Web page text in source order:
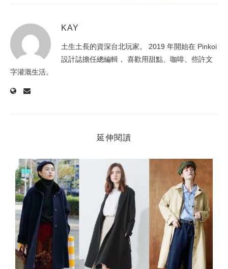
KAY
土生土長的資深台北玩家。 2019 年開始在 Pinkoi
設計誌擔任總編輯， 喜歡用甜點、咖啡、些許文
字灌溉生活。
延伸閱讀